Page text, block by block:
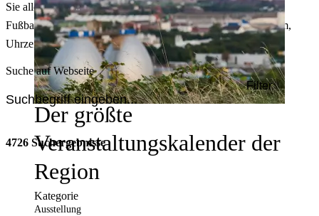
Der größte
Veranstaltungskalender der
Region
Sie alle Events – von der Stadt- oder Museumsführung übers
Fußballspiel bis zum Flohmarkt. Sie können dabei nach Datum,
Uhrzeit, Ort oder Art der Veranstaltung auswählen. Viel Spaß!
Suche auf Webseite
Filter
4726 Suchergebnisse
Kategorie
Ausstellung